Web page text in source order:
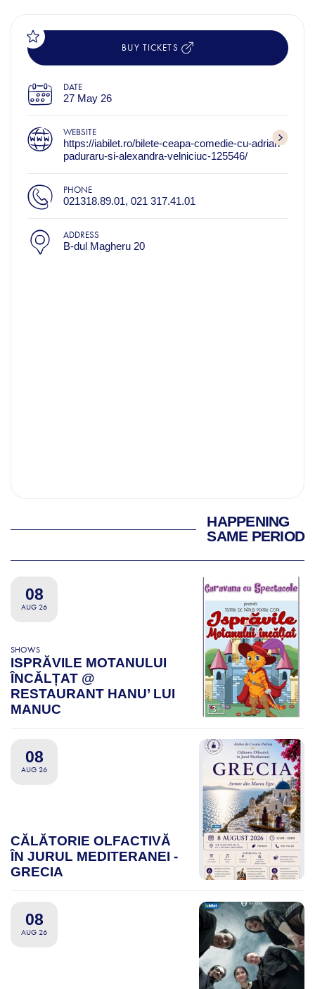
BUY TICKETS
DATE
27 May 26
WEBSITE
https://iabilet.ro/bilete-ceapa-comedie-cu-adrian-
paduraru-si-alexandra-velniciuc-125546/
PHONE
021318.89.01, 021 317.41.01
ADDRESS
B-dul Magheru 20
HAPPENING
SAME PERIOD
08
AUG 26
SHOWS
ISPRĂVILE MOTANULUI
ÎNCĂLȚAT @
RESTAURANT HANU’ LUI
MANUC
08
AUG 26
CĂLĂTORIE OLFACTIVĂ
ÎN JURUL MEDITERANEI -
GRECIA
08
AUG 26